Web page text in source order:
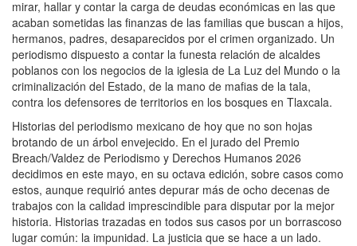
mirar, hallar y contar la carga de deudas económicas en las que
acaban sometidas las finanzas de las familias que buscan a hijos,
hermanos, padres, desaparecidos por el crimen organizado. Un
periodismo dispuesto a contar la funesta relación de alcaldes
poblanos con los negocios de la iglesia de La Luz del Mundo o la
criminalización del Estado, de la mano de mafias de la tala,
contra los defensores de territorios en los bosques en Tlaxcala.
Historias del periodismo mexicano de hoy que no son hojas
brotando de un árbol envejecido. En el jurado del Premio
Breach/Valdez de Periodismo y Derechos Humanos 2026
decidimos en este mayo, en su octava edición, sobre casos como
estos, aunque requirió antes depurar más de ocho decenas de
trabajos con la calidad imprescindible para disputar por la mejor
historia. Historias trazadas en todos sus casos por un borrascoso
lugar común: la impunidad. La justicia que se hace a un lado.